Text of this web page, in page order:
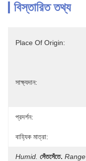
বিস্তারিত তথ্য
Place Of Origin:
সাক্ষ্যদান:
প্রদর্শন:
বাহ্যিক মাত্রা:
Humid. সেঁতসেঁতে. Range